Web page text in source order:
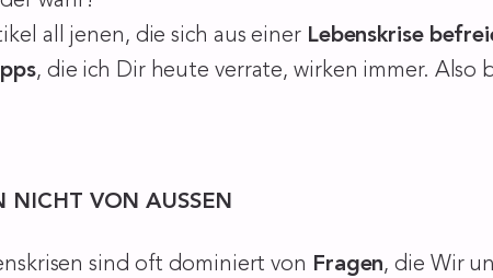
all jenen, die sich aus einer Lebenskrise
, die ich Dir heute verrate, wirken immer. Also
VON AUSSEN
sind oft dominiert von Fragen, die Wir